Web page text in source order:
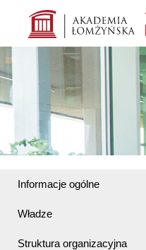
Informacje ogólne
Władze
Struktura organizacyjna